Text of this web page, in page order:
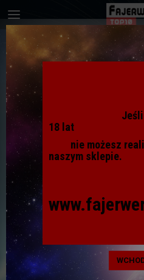
Jeśli nie
18 lat
nie możesz
naszym sklepie.
JRC5678 RZYMSKIE
MIX 4szt x 10
Dodaj recenzję: